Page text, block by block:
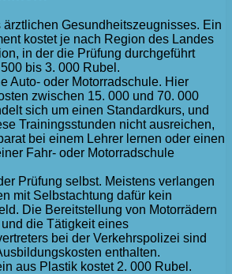
ärztlichen Gesundheitszeugnisses. Ein
kostet je nach Region des Landes
in der die Prüfung durchgeführt
bis 3. 000 Rubel.
Auto- oder Motorradschule. Hier
zwischen 15. 000 und 70. 000
sich um einen Standardkurs, und
Trainingsstunden nicht ausreichen,
bei einem Lehrer lernen oder einen
Fahr- oder Motorradschule
Prüfung selbst. Meistens verlangen
mit Selbstachtung dafür kein
Die Bereitstellung von Motorrädern
die Tätigkeit eines
bei der Verkehrspolizei sind
enthalten.
aus Plastik kostet 2. 000 Rubel.